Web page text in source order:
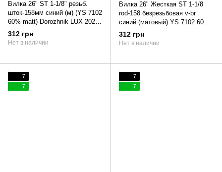
Вилка 26" ST 1-1/8" резьб.
шток-158мм синий (м) (YS 7102
60% matt) Dorozhnik LUX 2022
(повреждение ЛКП) (синий (м))
312 грн
Нет в наличии
Вилка 26" Жесткая ST 1-1/8
rod-158 безрезьбовая v-br
синий (матовый) YS 7102 60%
matt Dorozhnik LUX
(повреждение ЛКП)
312 грн
Нет в наличии
7
7
7
7